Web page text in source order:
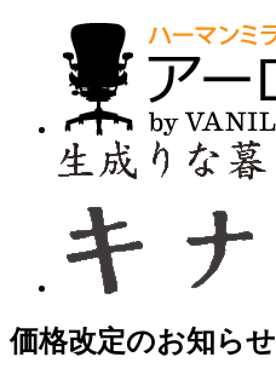
価格改定のお知らせ